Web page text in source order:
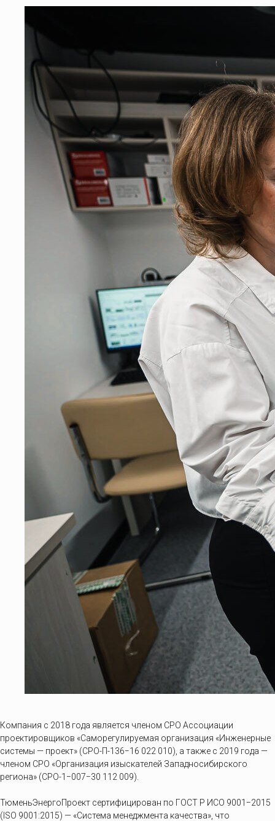
Компания с 2018 года является членом СРО Ассоциации
проектировщиков «Саморегулируемая организация «Инженерные
системы — проект» (СРО-П-136−16 022 010), а также с 2019 года —
членом СРО «Организация изыскателей Западносибирского
региона» (CPO-1−007−30 112 009).
ТюменьЭнергоПроект сертифицирован по ГОСТ Р ИСО 9001−2015
(ISO 9001:2015) — «Система менеджмента качества», что